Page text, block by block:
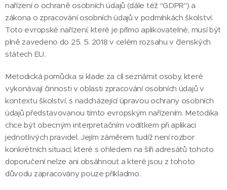
nařízení o ochraně osobních údajů (dále též "GDPR") a
zákona o zpracování osobních údajů v podmínkách školství.
Toto evropské nařízení, které je přímo aplikovatelné, musí být
plně zavedeno do 25. 5. 2018 v celém rozsahu v členských
státech EU.
Metodická pomůcka si klade za cíl seznámit osoby, které
vykonávají činnosti v oblasti zpracování osobních údajů v
kontextu školství, s nadcházející úpravou ochrany osobních
údajů představovanou tímto evropským nařízením. Metodika
chce být obecným interpretačním vodítkem při aplikaci
jednotlivých pravidel. Jejím záměrem tudíž není rozbor
konkrétních situací, které s ohledem na šíři adresátů tohoto
doporučení nelze ani obsáhnout a které jsou z tohoto
důvodu zapracovány pouze příkladmo.